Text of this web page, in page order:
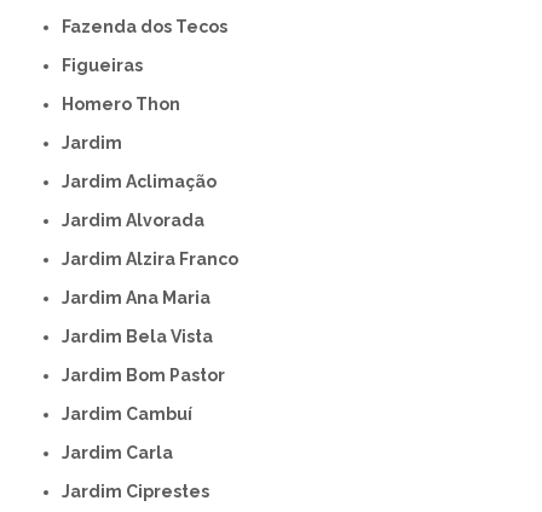
Fazenda dos Tecos
Figueiras
Homero Thon
Jardim
Jardim Aclimação
Jardim Alvorada
Jardim Alzira Franco
Jardim Ana Maria
Jardim Bela Vista
Jardim Bom Pastor
Jardim Cambuí
Jardim Carla
Jardim Ciprestes